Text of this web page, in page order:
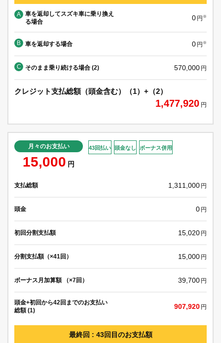
A
車を返却してスズキ車に乗り換え
る場合
0 円 ※
B 車を返却する場合 0 円 ※
C そのまま乗り続ける場合 (2) 570,000 円
クレジット支払総額（頭金含む）（1）+（2）
1,477,920 円
月々のお支払い
15,000 円
43回払い 頭金なし ボーナス併用
支払総額 1,311,000 円
頭金 0 円
初回分割支払額 15,020 円
分割支払額（×41回） 15,000 円
ボーナス月加算額 （×7回） 39,700 円
頭金+初回から42回までのお支払い
総額 (1)
907,920 円
最終回 : 43回目のお支払額